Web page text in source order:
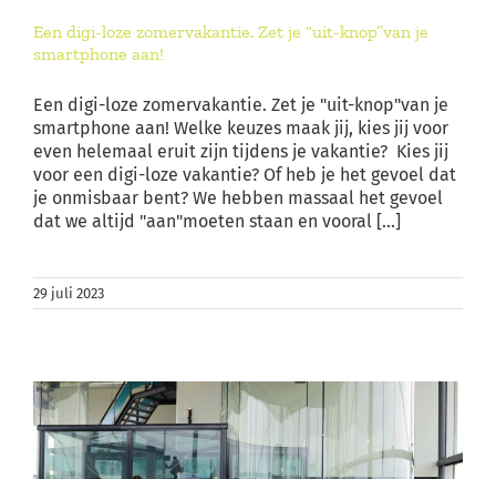
Een digi-loze zomervakantie. Zet je “uit-knop”van je
smartphone aan!
Een digi-loze zomervakantie. Zet je "uit-knop"van je
smartphone aan! Welke keuzes maak jij, kies jij voor
even helemaal eruit zijn tijdens je vakantie? Kies jij
voor een digi-loze vakantie? Of heb je het gevoel dat
je onmisbaar bent? We hebben massaal het gevoel
dat we altijd "aan"moeten staan en vooral [...]
29 juli 2023